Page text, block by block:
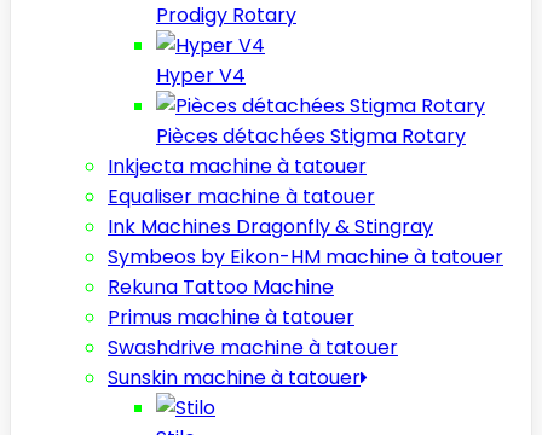
Prodigy Rotary
Hyper V4
Pièces détachées Stigma Rotary
Inkjecta machine à tatouer
Equaliser machine à tatouer
Ink Machines Dragonfly & Stingray
Symbeos by Eikon-HM machine à tatouer
Rekuna Tattoo Machine
Primus machine à tatouer
Swashdrive machine à tatouer
Sunskin machine à tatouer